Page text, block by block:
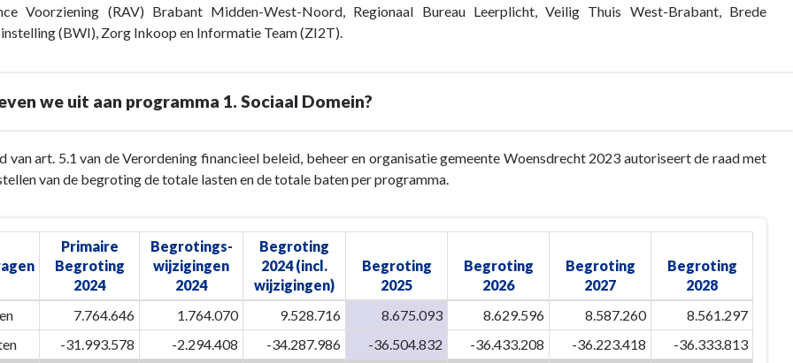
Voorziening (RAV) Brabant Midden-West-Noord, Regionaal Bureau Leerplicht,Veilig Thuis West-Brabant, Brede
(BWI), Zorg Inkoop en Informatie Team (ZI2T).
we uit aan programma 1. Sociaal Domein?
van art. 5.1 van de Verordening financieel beleid, beheer en organisatie gemeente Woensdrecht 2023 autoriseert de raad met
van de begroting de totale lasten en de totale baten per programma.
Primaire
Begroting
2024
Begrotings-
wijzigingen
2024
Begroting
2024 (incl.
wijzigingen)
Begroting
2025
Begroting
2026
Begroting
2027
Begroting
2028
7.764.646 1.764.070 9.528.716 8.675.093 8.629.596 8.587.260
8.561.297
-31.993.578 -2.294.408 -34.287.986 -36.504.832 -36.433.208 -36.223.418
-36.333.813